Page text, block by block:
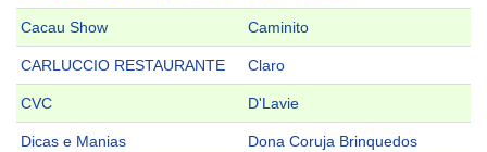
Cacau Show Caminito
CARLUCCIO RESTAURANTE Claro
CVC D'Lavie
Dicas e Manias Dona Coruja Brinquedos